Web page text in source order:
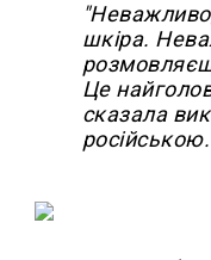
шкіра.
Це
сказала
російською.